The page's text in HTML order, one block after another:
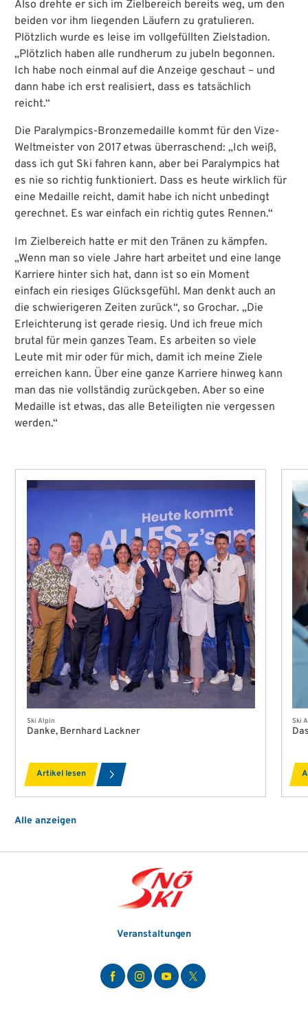
Also drehte er sich im Zielbereich bereits weg, um den
beiden vor ihm liegenden Läufern zu gratulieren.
Plötzlich wurde es leise im vollgefüllten Zielstadion.
„Plötzlich haben alle rundherum zu jubeln begonnen.
Ich habe noch einmal auf die Anzeige geschaut – und
dann habe ich erst realisiert, dass es tatsächlich
reicht.“
Die Paralympics-Bronzemedaille kommt für den Vize-
Weltmeister von 2017 etwas überraschend: „Ich weiß,
dass ich gut Ski fahren kann, aber bei Paralympics hat
es nie so richtig funktioniert. Dass es heute wirklich für
eine Medaille reicht, damit habe ich nicht unbedingt
gerechnet. Es war einfach ein richtig gutes Rennen.“
Im Zielbereich hatte er mit den Tränen zu kämpfen.
„Wenn man so viele Jahre hart arbeitet und eine lange
Karriere hinter sich hat, dann ist so ein Moment
einfach ein riesiges Glücksgefühl. Man denkt auch an
die schwierigeren Zeiten zurück“, so Grochar. „Die
Erleichterung ist gerade riesig. Und ich freue mich
brutal für mein ganzes Team. Es arbeiten so viele
Leute mit mir oder für mich, damit ich meine Ziele
erreichen kann. Über eine ganze Karriere hinweg kann
man das nie vollständig zurückgeben. Aber so eine
Medaille ist etwas, das alle Beteiligten nie vergessen
werden.“
Ski Alpin
Danke, Bernhard Lackner
Artikel lesen
Ski
Alle anzeigen
Veranstaltungen